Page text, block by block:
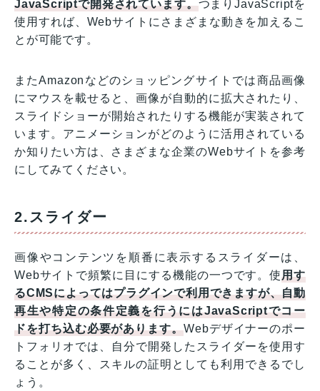
JavaScriptで開発されています。つまりJavaScriptを
使用すれば、Webサイトにさまざまな動きを加えるこ
とが可能です。
またAmazonなどのショッピングサイトでは商品画像
にマウスを載せると、画像が自動的に拡大されたり、
スライドショーが開始されたりする機能が実装されて
います。アニメーションがどのように活用されている
か知りたい方は、さまざまな企業のWebサイトを参考
にしてみてください。
2.スライダー
画像やコンテンツを順番に表示するスライダーは、
Webサイトで頻繁に目にする機能の一つです。使用す
るCMSによってはプラグインで利用できますが、自動
再生や特定の条件定義を行うにはJavaScriptでコー
ドを打ち込む必要があります。Webデザイナーのポー
トフォリオでは、自分で開発したスライダーを使用す
ることが多く、スキルの証明としても利用できるでし
ょう。